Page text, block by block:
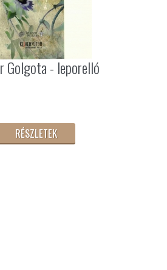
Golgota - leporelló
RÉSZLETEK